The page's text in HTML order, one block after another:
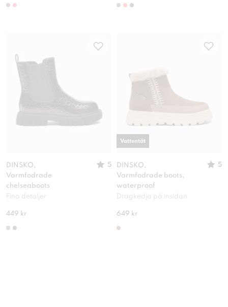
DINSKO,
Varmfodrade
chelseaboots
5
Fina detaljer
449 kr
DINSKO,
Varmfodrade boots,
waterproof
5
Dragkedja på insidan
649 kr
Vattentät